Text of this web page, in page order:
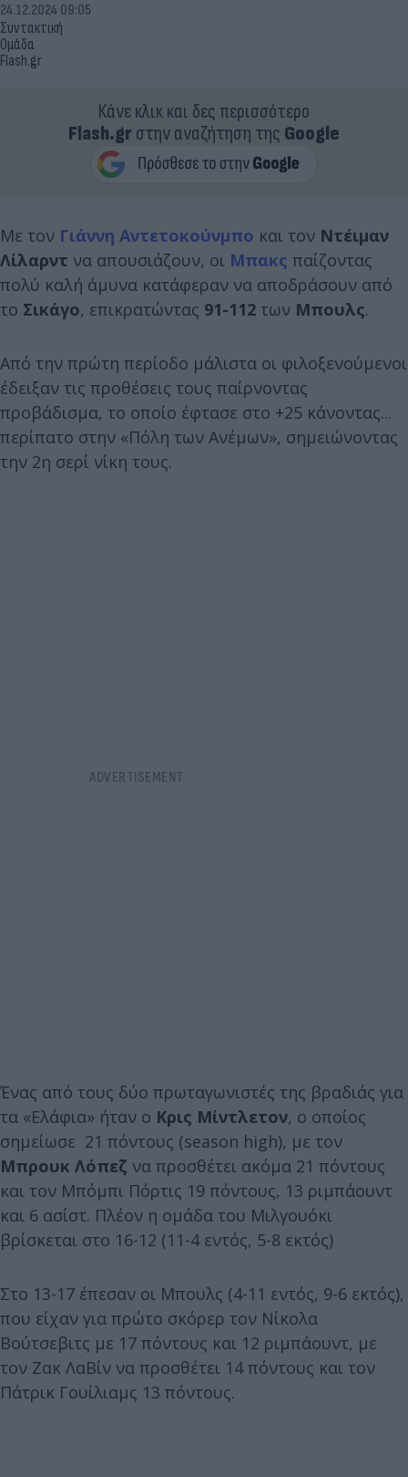
Συντακτική
Ομάδα
Flash.gr
24.12.2024 09:05
Κάνε κλικ και δες περισσότερο
Flash.grστην αναζήτηση της Google
Με τον Γιάννη Αντετοκούνμπο και τον Ντέιμαν
Λίλαρντ να απουσιάζουν, οι Μπακς παίζοντας
πολύ καλή άμυνα κατάφεραν να αποδράσουν από
το Σικάγο, επικρατώντας 91-112 των Μπουλς.
Από την πρώτη περίοδο μάλιστα οι φιλοξενούμενοι
έδειξαν τις προθέσεις τους παίρνοντας
προβάδισμα, το οποίο έφτασε στο +25 κάνοντας...
περίπατο στην «Πόλη των Ανέμων», σημειώνοντας
την 2η σερί νίκη τους.
Ένας από τους δύο πρωταγωνιστές της βραδιάς για
τα «Ελάφια» ήταν ο Κρις Μίντλετον, ο οποίος
σημείωσε 21 πόντους (season high), με τον
Μπρουκ Λόπεζ να προσθέτει ακόμα 21 πόντους
και τον Μπόμπι Πόρτις 19 πόντους, 13 ριμπάουντ
και 6 ασίστ. Πλέον η ομάδα του Μιλγουόκι
βρίσκεται στο 16-12 (11-4 εντός, 5-8 εκτός)
Στο 13-17 έπεσαν οι Μπουλς (4-11 εντός, 9-6 εκτός),
που είχαν για πρώτο σκόρερ τον Νίκολα
Βούτσεβιτς με 17 πόντους και 12 ριμπάουντ, με
τον Ζακ ΛαΒίν να προσθέτει 14 πόντους και τον
Πάτρικ Γουίλιαμς 13 πόντους.